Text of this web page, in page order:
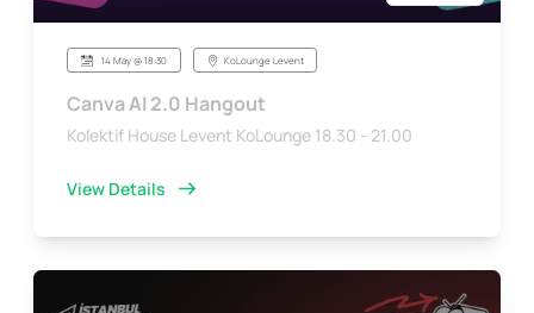
14 May @ 18:30 KoLounge Levent
Canva AI 2.0 Hangout
Kolektif House Levent KoLounge 18.30 - 21.00
View Details